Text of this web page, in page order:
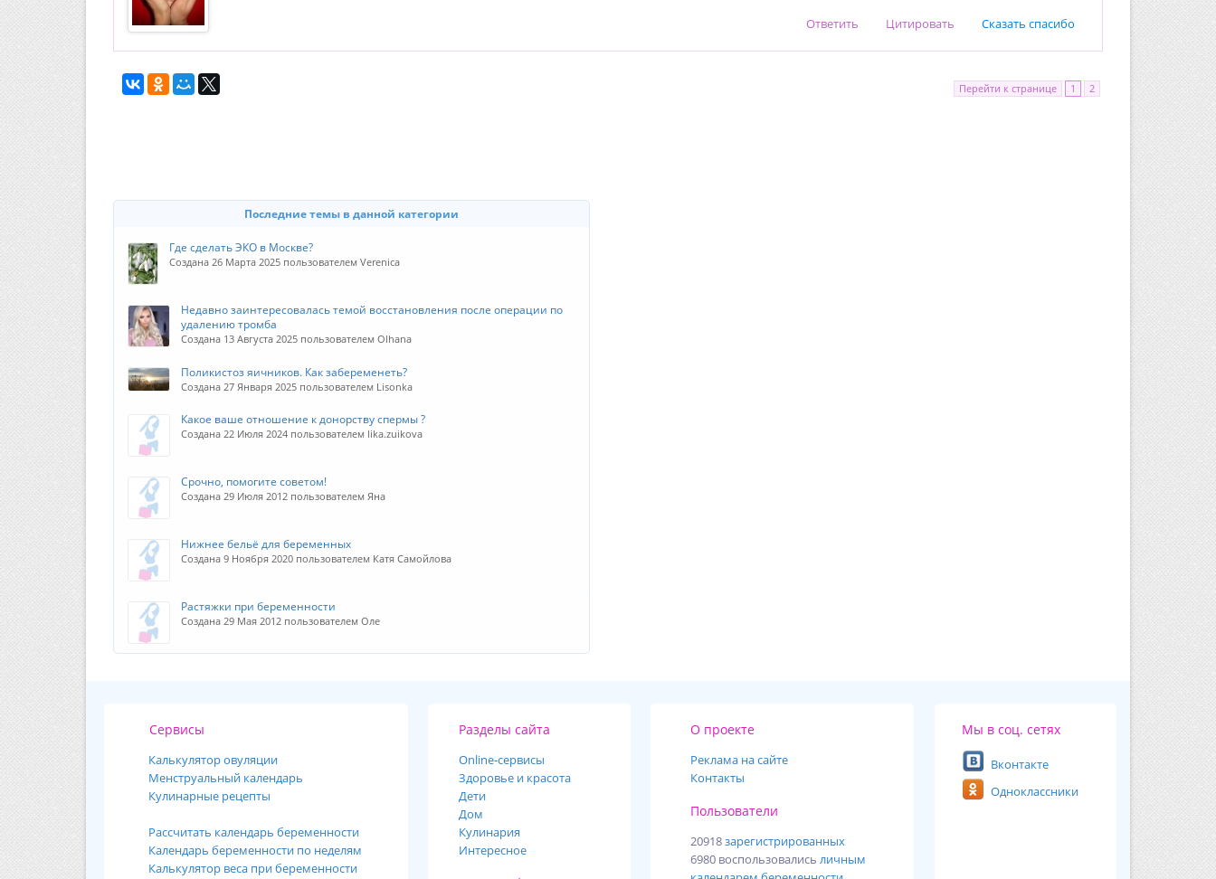
Сказать спасибо
Цитировать
Ответить
Перейти к странице 1 2
Последние темы в данной категории
Где сделать ЭКО в Москве?
Создана 26 Марта 2025 пользователем Verenica
Недавно заинтересовалась темой восстановления после операции по
удалению тромба
Создана 13 Августа 2025 пользователем Olhana
Поликистоз яичников. Как забеременеть?
Создана 27 Января 2025 пользователем Lisonka
Какое ваше отношение к донорству спермы ?
Создана 22 Июля 2024 пользователем lika.zuikova
Срочно, помогите советом!
Создана 29 Июля 2012 пользователем Яна
Нижнее бельё для беременных
Создана 9 Ноября 2020 пользователем Катя Самойлова
Растяжки при беременности
Создана 29 Мая 2012 пользователем Оле
Сервисы
Калькулятор овуляции
Менструальный календарь
Кулинарные рецепты
Рассчитать календарь беременности
Календарь беременности по неделям
Калькулятор веса при беременности
Разделы сайта
Online-cервисы
Здоровье и красота
Дети
Дом
Кулинария
Интересное
О проекте
Реклама на сайте
Контакты
Пользователи
20918зарегистрированных
6980 воспользовались личным
Мы в соц. сетях
Вконтакте
Одноклассники